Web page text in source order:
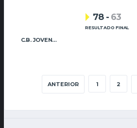
C.B. JOVENS ALMÀSSERA
78 - 63
RESULTADO FINAL
ANTERIOR 1 2